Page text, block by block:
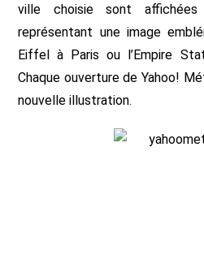
ville choisie sont
représentant une image
Eiffel à Paris ou l’Empire
Chaque ouverture de Yahoo!
nouvelle illustration.